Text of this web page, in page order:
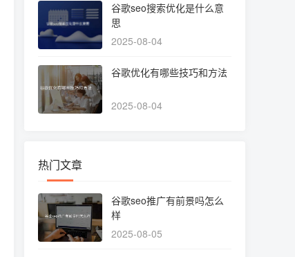
谷歌seo搜索优化是什么意
思
2025-08-04
谷歌优化有哪些技巧和方法
2025-08-04
热门文章
谷歌seo推广有前景吗怎么
样
2025-08-05